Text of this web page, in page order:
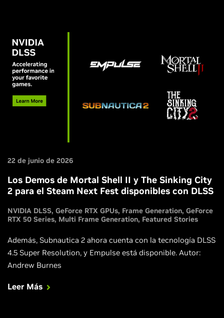
22 de junio de 2026
Los Demos de Mortal Shell II y The Sinking City
2 para el Steam Next Fest disponibles con DLSS
NVIDIA DLSS GeForce RTX GPUs Frame Generation GeForce
RTX 50 Series Multi Frame Generation Featured Stories
Además, Subnautica 2 ahora cuenta con la tecnología DLSS
4.5 Super Resolution, y Empulse está disponible. Autor:
Andrew Burnes
Leer Más